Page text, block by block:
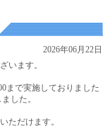
2026年06月22日
います。
まで実施しておりました
した。
ただけます。